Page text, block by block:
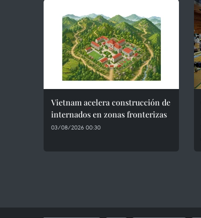
Vietnam acelera construcción de
internados en zonas fronterizas
03/08/2026 00:30